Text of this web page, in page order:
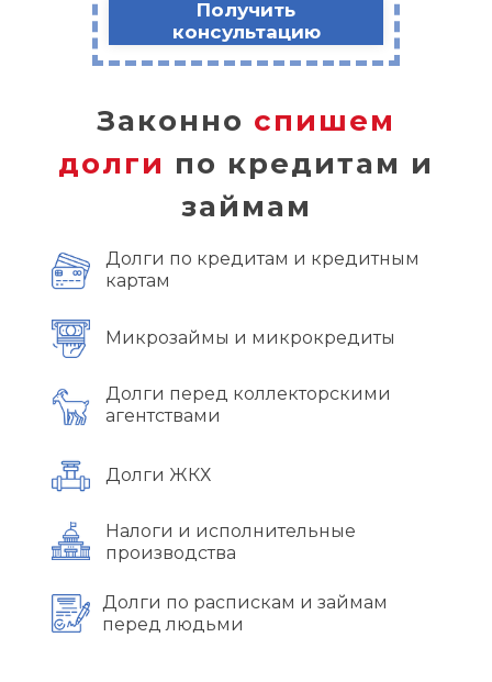
Получить
консультацию
Долги перед коллекторскими
агентствами
Налоги и исполнительные
производства
Долги ЖКХ
Законно спишем
долги по кредитам и
займам
Долги по распискам и займам
перед людьми
Долги по кредитам и кредитным
картам
Микрозаймы и микрокредиты